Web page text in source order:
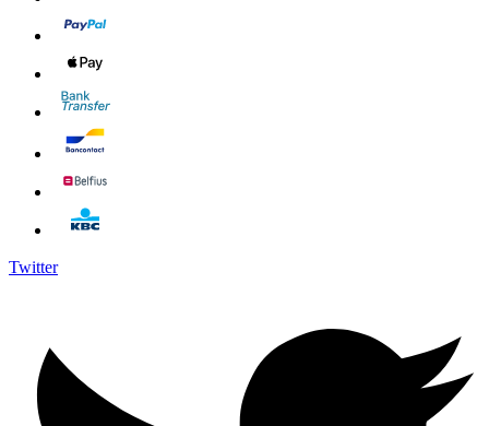
Twitter